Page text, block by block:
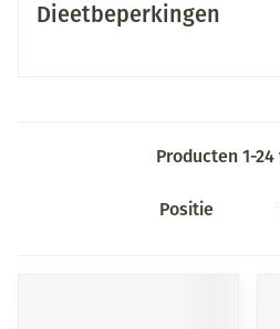
Dieetbeperkingen
Producten 1-24
Sorteer op: